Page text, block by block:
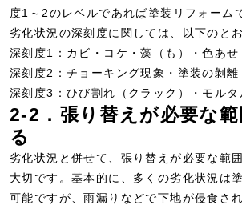
度1～2のレベルであれば塗装リフォーム
劣化状況の深刻度に関しては、以下のと
深刻度1：カビ・コケ・藻（も）・色あせ
深刻度2：チョーキング現象・塗装の剝離
深刻度3：ひび割れ（クラック）・モル
2-2．張り替えが必要な
る
劣化状況と併せて、張り替えが必要な範
大切です。基本的に、多くの劣化状況は
可能ですが、雨漏りなどで下地が侵食さ